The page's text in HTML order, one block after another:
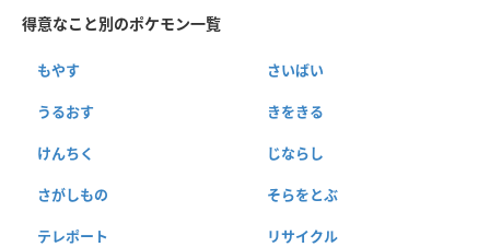
得意なこと別のポケモン一覧
もやす さいばい
うるおす きをきる
けんちく じならし
さがしもの そらをとぶ
テレポート リサイクル